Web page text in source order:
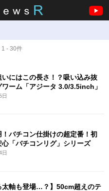
1 - 30件
いにはこの長さ！？吸い込み抜
ーム「アジータ 3.0/3.5inch」
日
！バチコン仕掛けの超定番！初
心「バチコンリグ」シリーズ
日
太軸も登場…？】50cm超えのテ